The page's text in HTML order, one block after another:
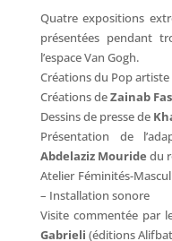
Quatre expositions
présentées pendant
l’espace Van Gogh.
Créations du Pop artiste
Créations deZainab
Dessins de presse de
Présentation de
Abdelaziz Mouride du
Atelier Féminités-
– Installation sonore
Visite commentée par
Gabrieli (éditions